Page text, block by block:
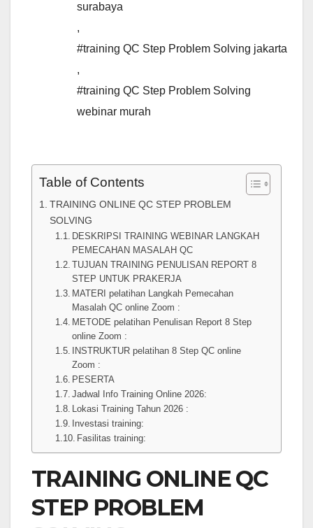
surabaya
,
#training QC Step Problem Solving jakarta
,
#training QC Step Problem Solving
webinar murah
Table of Contents
TRAINING ONLINE QC STEP PROBLEM
SOLVING
DESKRIPSI TRAINING WEBINAR LANGKAH
PEMECAHAN MASALAH QC
TUJUAN TRAINING PENULISAN REPORT 8
STEP UNTUK PRAKERJA
MATERI pelatihan Langkah Pemecahan
Masalah QC online Zoom :
METODE pelatihan Penulisan Report 8 Step
online Zoom :
INSTRUKTUR pelatihan 8 Step QC online
Zoom :
PESERTA
Jadwal Info Training Online 2026:
Lokasi Training Tahun 2026 :
Investasi training:
Fasilitas training:
TRAINING ONLINE QC
STEP PROBLEM